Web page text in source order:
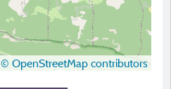
© OpenStreetMap contributors